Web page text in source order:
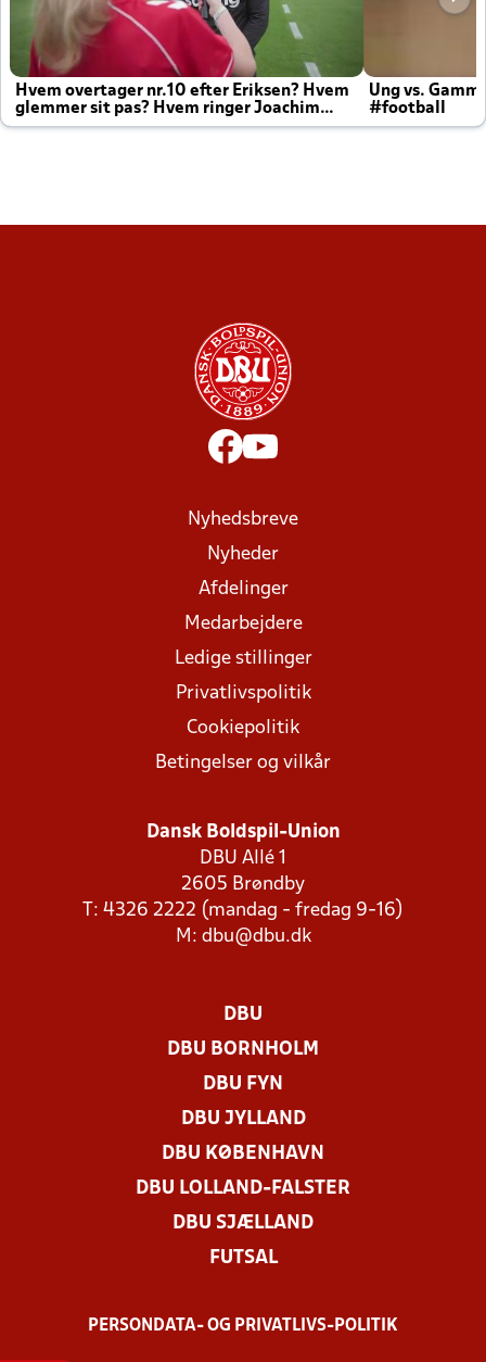
Hvem overtager nr.10 efter Eriksen? Hvem
glemmer sit pas? Hvem ringer Joachim
altid til efter kampe?
Ung vs.
#football
Nyhedsbreve
Nyheder
Afdelinger
Medarbejdere
Ledige stillinger
Privatlivspolitik
Cookiepolitik
Betingelser og vilkår
Dansk Boldspil-Union
DBU Allé 1
2605 Brøndby
T: 4326 2222 (mandag - fredag 9-16)
M: dbu@dbu.dk
DBU
DBU BORNHOLM
DBU FYN
DBU JYLLAND
DBU KØBENHAVN
DBU LOLLAND-FALSTER
DBU SJÆLLAND
FUTSAL
PERSONDATA- OG PRIVATLIVS-POLITIK